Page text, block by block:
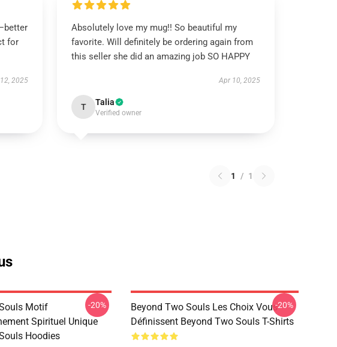
for
2025
Absolutely love my mug!! So beautiful my
favorite. Will definitely be ordering again from
this seller she did an amazing job SO HAPPY
Apr 10, 2025
T Talia
Verified owner
1 / 1
Motif
Spirituel Unique
Hoodies
-20%
Beyond Two Souls Les Choix Vous
Définissent Beyond Two Souls T-Shirts
-20%